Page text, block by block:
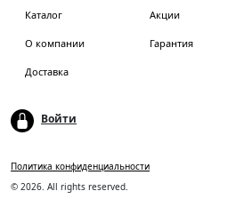
Каталог
О компании
Доставка
Акции
Гарантия
Войти
Политика конфиденциальности
© 2026. All rights reserved.